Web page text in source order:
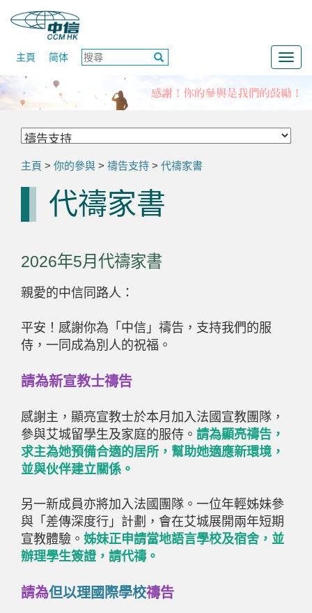
主頁 简体
主頁 > 你的參與 > 禱告支持 > 代禱家書
代禱家書
2026年5月代禱家書
親愛的中信同路人：
平安！感謝你為「中信」禱告，支持我們的服
侍，一同成為別人的祝福。
請為新宣教士禱告
感謝主，顯亮宣教士於本月加入法國宣教團隊，
參與艾城留學生及家庭的服侍。 請為顯亮禱告，
求主為她預備合適的居所，幫助她適應新環境，
並與伙伴建立關係。
另一新成員亦將加入法國團隊。一位年輕姊妹參
與「差傳深度行」計劃，會在艾城展開兩年短期
宣教體驗。 姊妹正申請當地語言學校及宿舍，並
辦理學生簽證，請代禱。
請為但以理國際學校禱告